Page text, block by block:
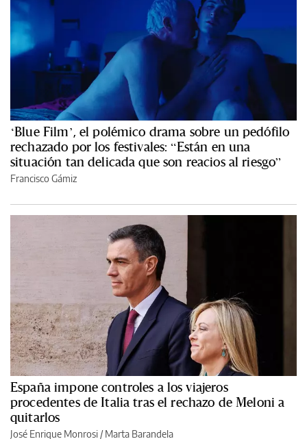
‘Blue Film’, el polémico drama sobre un pedófilo
rechazado por los festivales: “Están en una
situación tan delicada que son reacios al riesgo”
Francisco Gámiz
España impone controles a los viajeros
procedentes de Italia tras el rechazo de Meloni a
quitarlos
José Enrique Monrosi / Marta Barandela